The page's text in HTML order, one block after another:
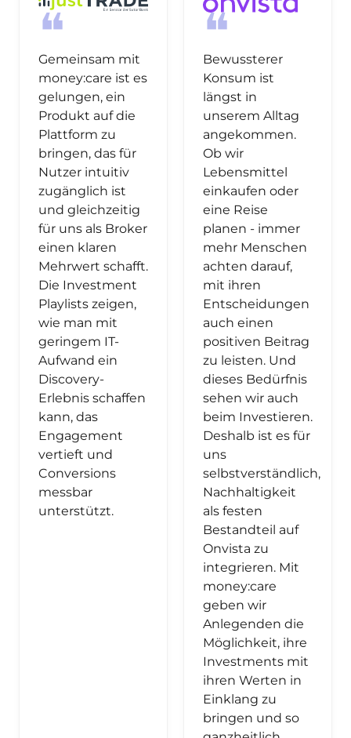
❝
Gemeinsam mit
money:care ist es
gelungen, ein
Produkt auf die
Plattform zu
bringen, das für
Nutzer intuitiv
zugänglich ist
und gleichzeitig
für uns als Broker
einen klaren
Mehrwert schafft.
Die Investment
Playlists zeigen,
wie man mit
geringem IT-
Aufwand ein
Discovery-
Erlebnis schaffen
kann, das
Engagement
vertieft und
Conversions
messbar
unterstützt.
❝
Bewussterer
Konsum ist
längst in
unserem Alltag
angekommen.
Ob wir
Lebensmittel
einkaufen oder
eine Reise
planen - immer
mehr Menschen
achten darauf,
mit ihren
Entscheidungen
auch einen
positiven Beitrag
zu leisten. Und
dieses Bedürfnis
sehen wir auch
beim Investieren.
Deshalb ist es für
uns
selbstverständlich,
Nachhaltigkeit
als festen
Bestandteil auf
Onvista zu
integrieren. Mit
money:care
geben wir
Anlegenden die
Möglichkeit, ihre
Investments mit
ihren Werten in
Einklang zu
bringen und so